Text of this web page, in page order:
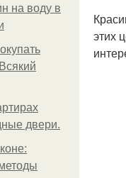
на воду в
двери.
этих